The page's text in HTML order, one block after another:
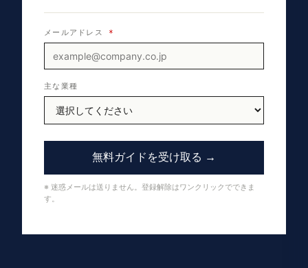
メールアドレス *
主な業種
無料ガイドを受け取る →
※ 迷惑メールは送りません。登録解除はワンクリックでできま
す。